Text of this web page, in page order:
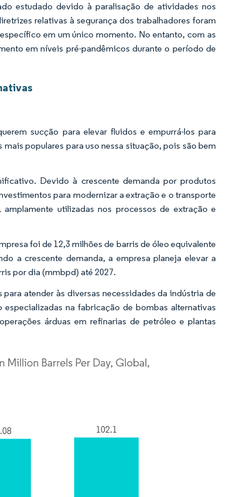
estudado devido à paralisação de atividades nos
relativas à segurança dos trabalhadores foram
em um único momento. No entanto, com as
em níveis pré-pandêmicos durante o período de
sucção para elevar fluidos e empurrá-los para
populares para uso nessa situação, pois são bem
Devido à crescente demanda por produtos
para modernizar a extração e o transporte
utilizadas nos processos de extração e
foi de 12,3 milhões de barris de óleo equivalente
a crescente demanda, a empresa planeja elevar a
por dia (mmbpd) até 2027.
atender às diversas necessidades da indústria de
na fabricação de bombas alternativas
árduas em refinarias de petróleo e plantas